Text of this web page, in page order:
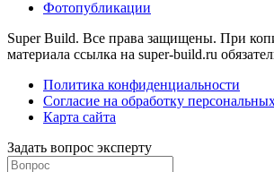
Фотопубликации
Super Build. Все права защищены. При
материала ссылка на super-build.ru
Политика конфиденциальности
Согласие на обработку
Карта сайта
Задать вопрос эксперту